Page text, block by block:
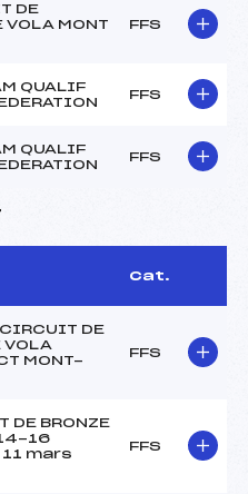
DE
VOLA MONT
FFS
QUALIF
FFS
QUALIF
FFS
Cat.
DE
VOLA
MONT-
FFS
DE BRONZE
16
mars
FFS